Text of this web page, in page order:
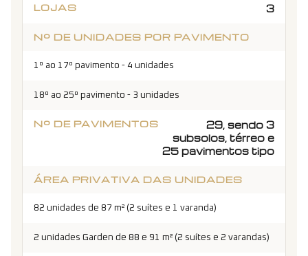
LOJAS 3
Nº DE UNIDADES POR PAVIMENTO
1º ao 17º pavimento - 4 unidades
18º ao 25º pavimento - 3 unidades
Nº DE PAVIMENTOS
29, sendo 3
subsolos, térreo e
25 pavimentos tipo
ÁREA PRIVATIVA DAS UNIDADES
82 unidades de 87 m² (2 suítes e 1 varanda)
2 unidades Garden de 88 e 91 m² (2 suítes e 2 varandas)